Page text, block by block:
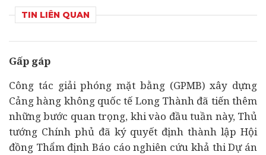
TIN LIÊN QUAN
Gấp gáp
Công tác giải phóng mặt bằng (GPMB) xây dựng
Cảng hàng không quốc tế Long Thành đã tiến thêm
những bước quan trọng, khi vào đầu tuần này, Thủ
tướng Chính phủ đã ký quyết định thành lập Hội
đồng Thẩm định Báo cáo nghiên cứu khả thiDự án